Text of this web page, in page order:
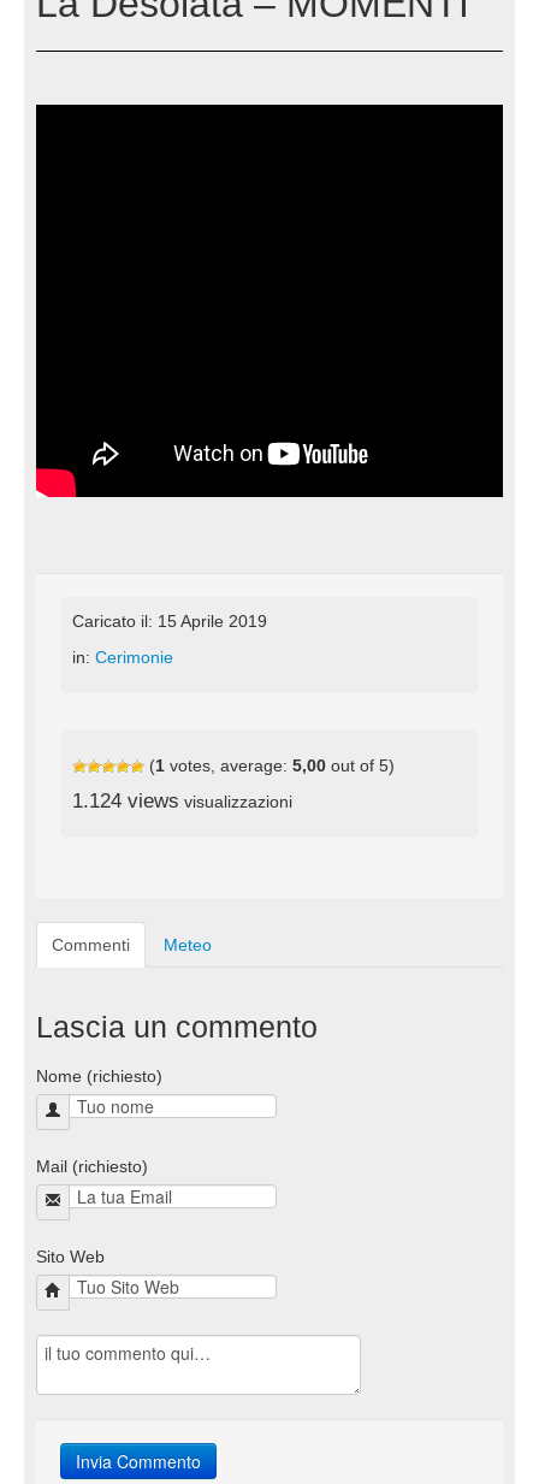
Caricato il: 15 Aprile 2019
in: Cerimonie
(1 votes, average: 5,00 out of 5)
1.124 views visualizzazioni
Commenti Meteo
Lascia un commento
Nome (richiesto)
Mail (richiesto)
Sito Web